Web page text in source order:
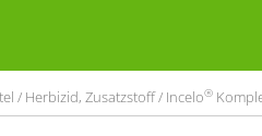
/ Herbizid, Zusatzstoff / Incelo®